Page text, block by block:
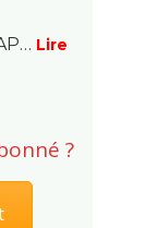
Lire
?